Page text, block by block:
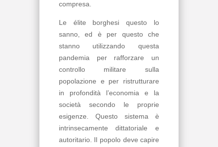
compresa.
Le élite borghesi questo lo
sanno, ed è per questo che
stanno utilizzando questa
pandemia per rafforzare un
controllo militare sulla
popolazione e per ristrutturare
in profondità l’economia e la
società secondo le proprie
esigenze. Questo sistema è
intrinsecamente dittatoriale e
autoritario. Il popolo deve capire